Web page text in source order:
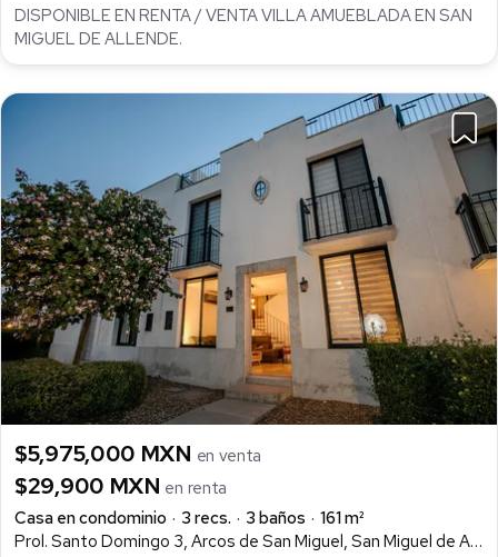
DISPONIBLE EN RENTA / VENTA VILLA AMUEBLADA EN SAN
MIGUEL DE ALLENDE.
$5,975,000 MXN en venta
$29,900 MXN en renta
Casa en condominio
3 recs. 3 baños
161 m²
Prol. Santo Domingo 3, Arcos de San Miguel, San Miguel de Allende